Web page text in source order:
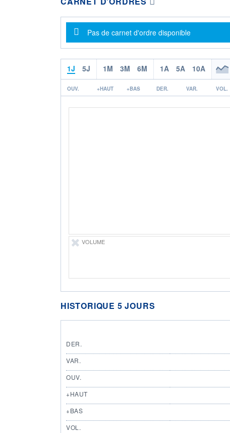
Message d'information
Pas de carnet d'ordre disponible
1J 5J 1M 3M 6M 1A 5A 10A
OUV. +HAUT +BAS DER. VAR. VOL.
VOLUME
HISTORIQUE 5 JOURS
DER.
VAR.
OUV.
+HAUT
+BAS
VOL.